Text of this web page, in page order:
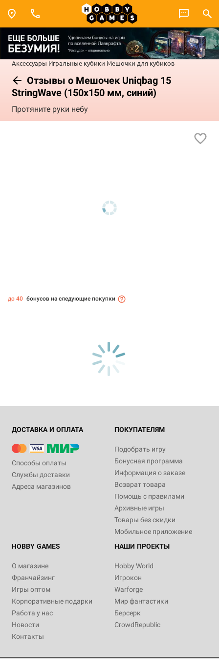
Аксессуары Игральные кубики Мешочки для кубиков
Отзывы о Мешочек Uniqbag 15
StringWave (150х150 мм, синий)
Протяните руки небу
до 40 бонусов на следующие покупки
ДОСТАВКА И ОПЛАТА
Способы оплаты
Службы доставки
Адреса магазинов
ПОКУПАТЕЛЯМ
Подобрать игру
Бонусная программа
Информация о заказе
Возврат товара
Помощь с правилами
Архивные игры
Товары без скидки
Мобильное приложение
HOBBY GAMES
О магазине
Франчайзинг
Игры оптом
Корпоративные подарки
Работа у нас
Новости
Контакты
НАШИ ПРОЕКТЫ
Hobby World
Игрокон
Warforge
Мир фантастики
Берсерк
CrowdRepublic